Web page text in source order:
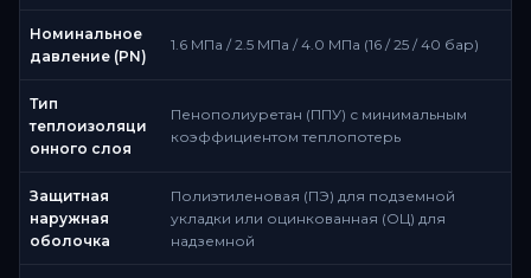
Номинальное
давление (PN)
1.6 МПа / 2.5 МПа / 4.0 МПа (16 / 25 / 40 бар)
Тип
теплоизоляци
онного слоя
Пенополиуретан (ППУ) с минимальным
коэффициентом теплопотерь
Защитная
наружная
оболочка
Полиэтиленовая (ПЭ) для подземной
укладки или оцинкованная (ОЦ) для
надземной